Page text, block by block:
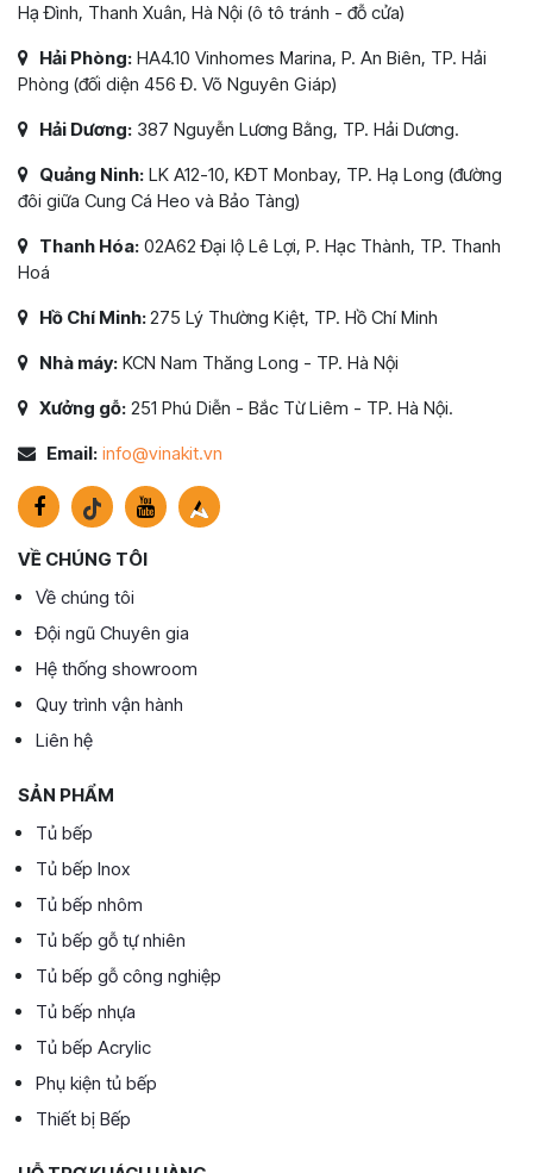
Hạ Đình, Thanh Xuân, Hà Nội (ô tô tránh - đỗ cửa)
Hải Phòng: HA4.10 Vinhomes Marina, P. An Biên, TP. Hải
Phòng (đối diện 456 Đ. Võ Nguyên Giáp)
Hải Dương: 387 Nguyễn Lương Bằng, TP. Hải Dương.
Quảng Ninh: LK A12-10, KĐT Monbay, TP. Hạ Long (đường
đôi giữa Cung Cá Heo và Bảo Tàng)
Thanh Hóa: 02A62 Đại lộ Lê Lợi, P. Hạc Thành, TP. Thanh
Hoá
Hồ Chí Minh:275 Lý Thường Kiệt, TP. Hồ Chí Minh
Nhà máy: KCN Nam Thăng Long - TP. Hà Nội
Xưởng gỗ: 251 Phú Diễn - Bắc Từ Liêm - TP. Hà Nội.
Email: info@vinakit.vn
VỀ CHÚNG TÔI
Về chúng tôi
Đội ngũ Chuyên gia
Hệ thống showroom
Quy trình vận hành
Liên hệ
SẢN PHẨM
Tủ bếp
Tủ bếp Inox
Tủ bếp nhôm
Tủ bếp gỗ tự nhiên
Tủ bếp gỗ công nghiệp
Tủ bếp nhựa
Tủ bếp Acrylic
Phụ kiện tủ bếp
Thiết bị Bếp